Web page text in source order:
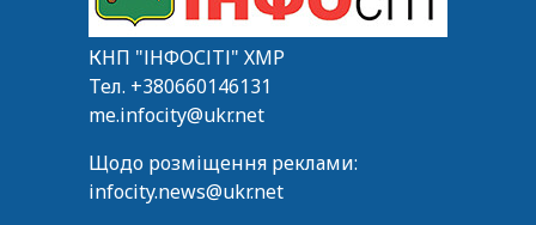
КНП "ІНФОСІТІ" ХМР
Тел. +380660146131
me.infocity@ukr.net
Щодо розміщення реклами:
infocity.news@ukr.net